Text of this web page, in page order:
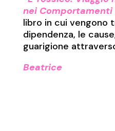
nei Comportamenti
libro in cui
dipendenza, le
guarigione
Beatrice